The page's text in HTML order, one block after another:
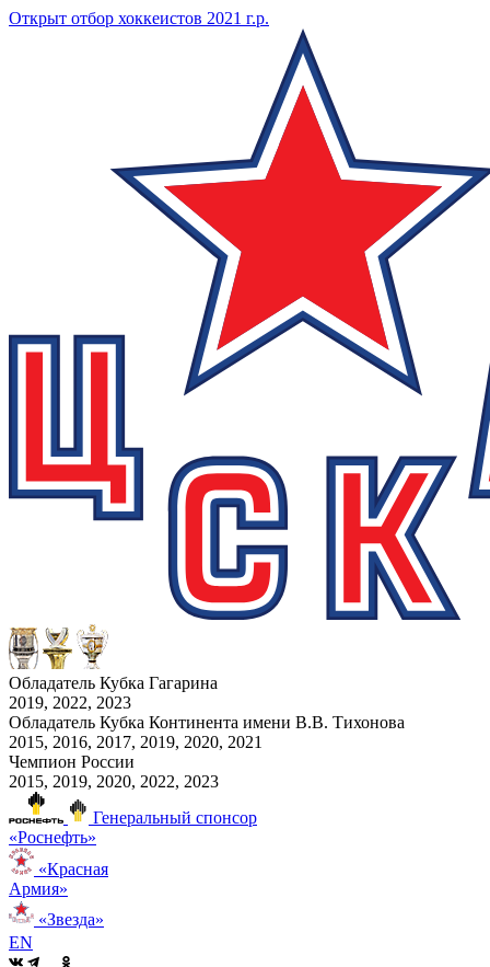
Открыт отбор хоккеистов 2021 г.р.
Обладатель Кубка Гагарина
2019, 2022, 2023
Обладатель Кубка Континента имени В.В. Тихонова
2015, 2016, 2017, 2019, 2020, 2021
Чемпион России
2015, 2019, 2020, 2022, 2023
Генеральный спонсор
«Роснефть»
«Красная
Армия»
«Звезда»
EN